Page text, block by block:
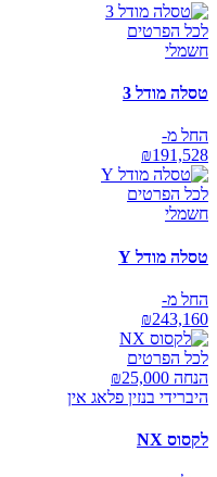
לכל הפרטים
חשמלי
טסלה מודל 3
החל מ-
₪191,528
לכל הפרטים
חשמלי
טסלה מודל Y
החל מ-
₪243,160
לכל הפרטים
הנחה ₪ 25,000
היברידי בנזין פלאג אין
לקסוס NX